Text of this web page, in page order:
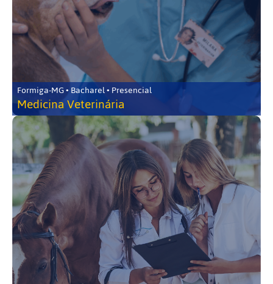
Formiga-MG • Bacharel • Presencial
Medicina Veterinária